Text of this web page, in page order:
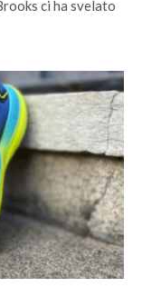
ci ha svelato